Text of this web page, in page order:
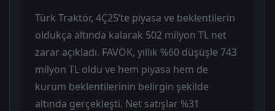
Türk Traktör, 4Ç25’te piyasa ve beklentilerin
oldukça altında kalarak 502 milyon TL net
zarar açıkladı. FAVÖK, yıllık %60 düşüşle 743
milyon TL oldu ve hem piyasa hem de
kurum beklentilerinin belirgin şekilde
altında gerçekleşti. Net satışlar %31